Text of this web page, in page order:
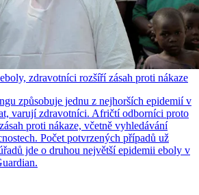
zdravotníci rozšíří zásah proti nákaze
způsobuje jednu z nejhorších epidemií v
varují zdravotníci. Afričtí odborníci proto
proti nákaze, včetně vyhledávání
Počet potvrzených případů už
jde o druhou největší epidemii eboly v